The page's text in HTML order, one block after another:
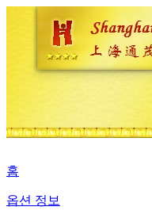
홈
옵션 정보